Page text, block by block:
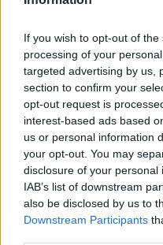
If you wish to opt-out of
processing of your
targeted advertising by us,
section to confirm your
opt-out request is
interest-based ads based
us or personal information
your opt-out. You may
disclosure of your
IAB’s list of downstream
also be disclosed by us to
Downstream Participants
sedile da Sergio Perez.
dell’esperto messicano,
2001 dopo Australia e
punti. Un rendimento
conservare il suo posto
dove è stato promosso
satellite Visa Cash App
Formula
futuro